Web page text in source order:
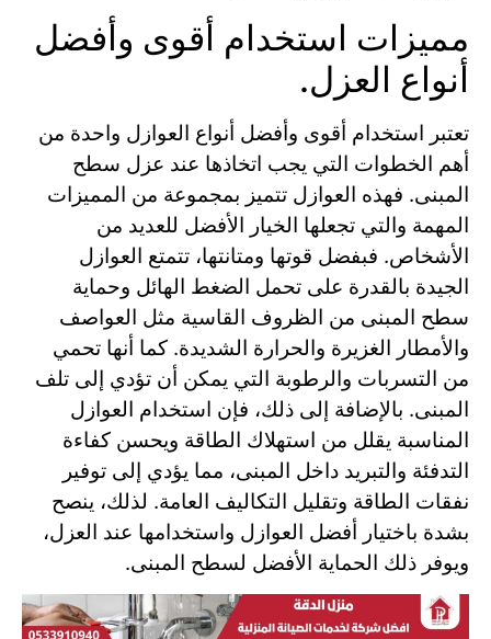
مميزات استخدام أقوى وأفضل
أنواع العزل.
تعتبر استخدام أقوى وأفضل أنواع العوازل واحدة من
أهم الخطوات التي يجب اتخاذها عند عزل سطح
المبنى. فهذه العوازل تتميز بمجموعة من المميزات
المهمة والتي تجعلها الخيار الأفضل للعديد من
الأشخاص. فبفضل قوتها ومتانتها، تتمتع العوازل
الجيدة بالقدرة على تحمل الضغط الهائل وحماية
سطح المبنى من الظروف القاسية مثل العواصف
والأمطار الغزيرة والحرارة الشديدة. كما أنها تحمي
من التسربات والرطوبة التي يمكن أن تؤدي إلى تلف
المبنى. بالإضافة إلى ذلك، فإن استخدام العوازل
المناسبة يقلل من استهلاك الطاقة ويحسن كفاءة
التدفئة والتبريد داخل المبنى، مما يؤدي إلى توفير
نفقات الطاقة وتقليل التكاليف العامة. لذلك، ينصح
بشدة باختيار أفضل العوازل واستخدامها عند العزل،
ويوفر ذلك الحماية الأفضل لسطح المبنى.